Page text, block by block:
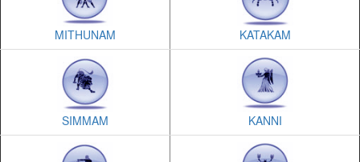
MITHUNAM KATAKAM
SIMMAM KANNI